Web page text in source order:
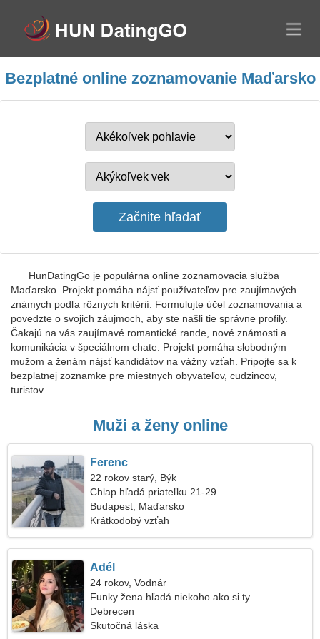
Bezplatné online zoznamovanie Maďarsko
HunDatingGo je populárna online zoznamovacia služba
Maďarsko. Projekt pomáha nájsť používateľov pre zaujímavých
známych podľa rôznych kritérií. Formulujte účel zoznamovania a
povedzte o svojich záujmoch, aby ste našli tie správne profily.
Čakajú na vás zaujímavé romantické rande, nové známosti a
komunikácia v špeciálnom chate. Projekt pomáha slobodným
mužom a ženám nájsť kandidátov na vážny vzťah. Pripojte sa k
bezplatnej zoznamke pre miestnych obyvateľov, cudzincov,
turistov.
Muži a ženy online
Ferenc
22 rokov starý, Býk
Chlap hľadá priateľku 21-29
Budapest, Maďarsko
Krátkodobý vzťah
Adél
24 rokov, Vodnár
Funky žena hľadá niekoho ako si ty
Debrecen
Skutočná láska